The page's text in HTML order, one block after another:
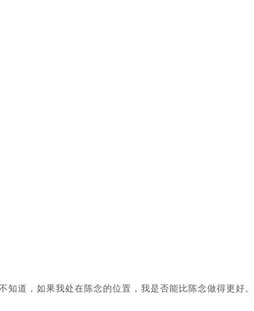
道，如果我处在陈念的位置，我是否能比陈念做得更好。